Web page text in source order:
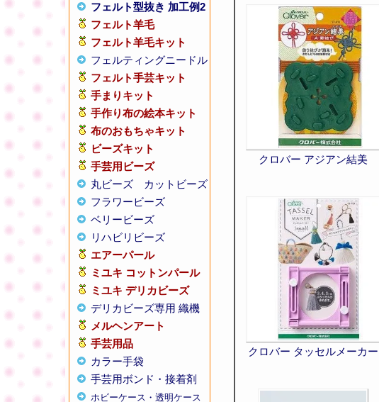
フェルト型抜き 加工例2
フェルト羊毛
フェルト羊毛キット
フェルティングニードル
フェルト手芸キット
手まりキット
手作り布の絵本キット
布のおもちゃキット
ビーズキット
手芸用ビーズ
丸ビーズ
カットビーズ
フラワービーズ
ベリービーズ
リハビリビーズ
エアーパール
ミユキ コットンパール
ミユキ デリカビーズ
デリカビーズ専用 織機
メルヘンアート
手芸用品
カラー手袋
手芸用ボンド・接着剤
ホビーケース・透明ケース
クロバー アジアン結美
クロバー タッセルメーカー